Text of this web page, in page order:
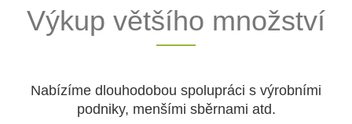
Výkup většího množství
Nabízíme dlouhodobou spolupráci s výrobními
podniky, menšími sběrnami atd.